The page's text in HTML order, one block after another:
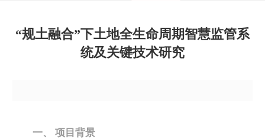
“规土融合”下土地全生命周期智慧监管系
统及关键技术研究
一、 项目背景